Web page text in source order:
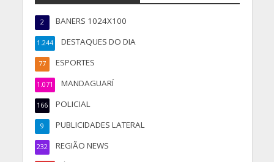
BANERS 1024X100
2
DESTAQUES DO DIA
1.244
ESPORTES
77
MANDAGUARÍ
1.071
POLICIAL
166
PUBLICIDADES LATERAL
9
REGIÃO NEWS
232